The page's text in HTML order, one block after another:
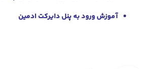
آموزش ورود به پنل دایرکت ادمین